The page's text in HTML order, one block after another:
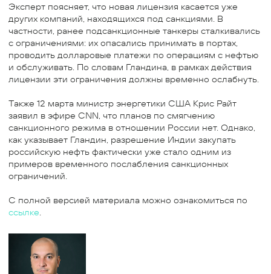
Эксперт поясняет, что новая лицензия касается уже
других компаний, находящихся под санкциями. В
частности, ранее подсанкционные танкеры сталкивались
с ограничениями: их опасались принимать в портах,
проводить долларовые платежи по операциям с нефтью
и обслуживать. По словам Гландина, в рамках действия
лицензии эти ограничения должны временно ослабнуть.
Также 12 марта министр энергетики США Крис Райт
заявил в эфире CNN, что планов по смягчению
санкционного режима в отношении России нет. Однако,
как указывает Гландин, разрешение Индии закупать
российскую нефть фактически уже стало одним из
примеров временного послабления санкционных
ограничений.
С полной версией материала можно ознакомиться по
ссылке.